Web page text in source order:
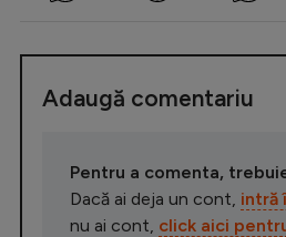
Adaugă comentariu
Pentru a comenta,
Dacă ai deja un cont, intră
nu ai cont, click aici